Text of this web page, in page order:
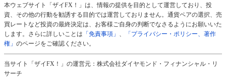
本ウェブサイト「ザイFX！」は、情報の提供を目的として運営しており、投
資、その他の行動を勧誘する目的では運営しておりません。通貨ペアの選択、売
買レートなど投資の最終決定は、お客様ご自身の判断でなさるようにお願いいた
します。さらに詳しいことは 「免責事項」 、
「プライバシー・ポリシー、著作
権」 のページをご確認ください。
当サイト「ザイFX！」の運営元：株式会社ダイヤモンド・フィナンシャル・リ
サーチ